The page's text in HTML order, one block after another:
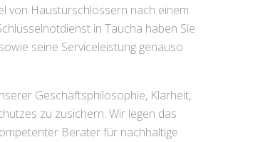
von Haustürschlössern nach einem
in Taucha haben Sie
seine Serviceleistung genauso
Geschäftsphilosophie, Klarheit,
zu zusichern. Wir legen das
Berater für nachhaltige